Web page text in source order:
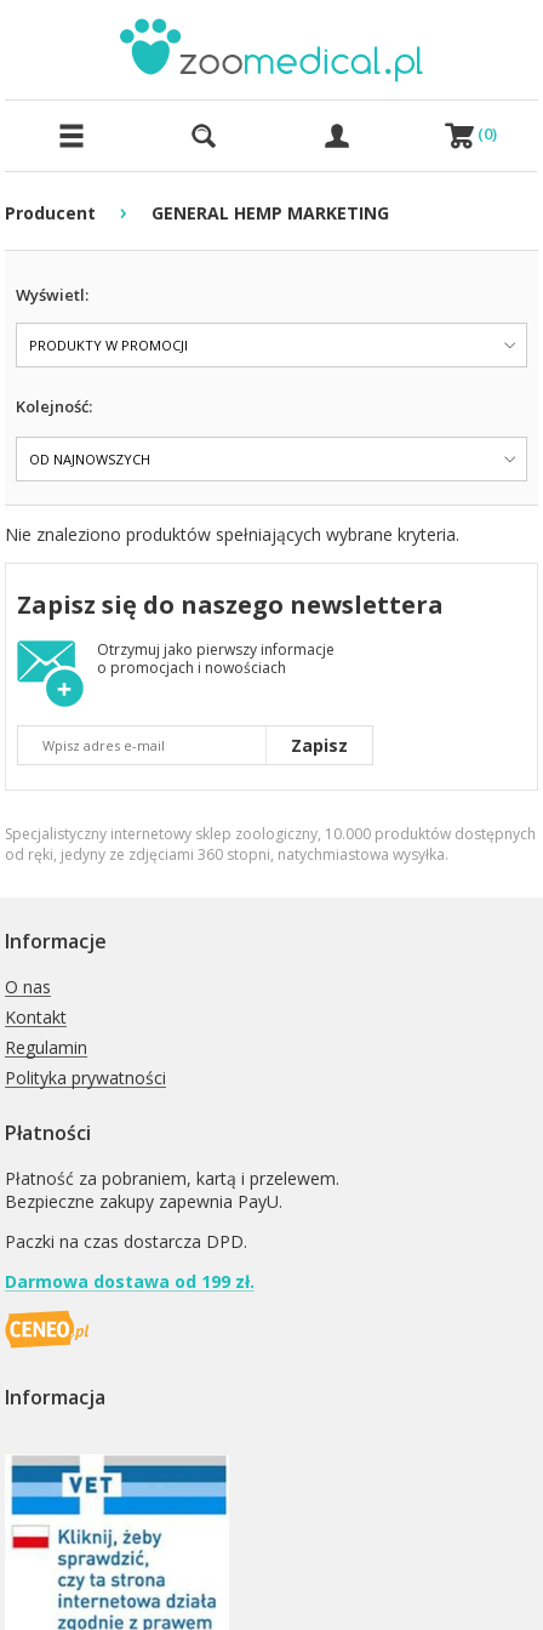
(0)
Producent › GENERAL HEMP MARKETING
Wyświetl:
PRODUKTY W PROMOCJI
Kolejność:
OD NAJNOWSZYCH
Nie znaleziono produktów spełniających wybrane kryteria.
Zapisz się do naszego newslettera
Otrzymuj jako pierwszy informacje
o promocjach i nowościach
Zapisz
Specjalistyczny internetowy sklep zoologiczny, 10.000 produktów dostępnych
od ręki, jedyny ze zdjęciami 360 stopni, natychmiastowa wysyłka.
Informacje
O nas
Kontakt
Regulamin
Polityka prywatności
Płatności
Płatność za pobraniem, kartą i przelewem.
Bezpieczne zakupy zapewnia PayU.
Paczki na czas dostarcza DPD.
Darmowa dostawa od 199 zł.
Informacja